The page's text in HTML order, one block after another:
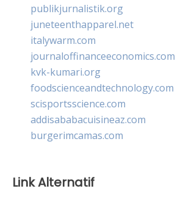
publikjurnalistik.org
juneteenthapparel.net
italywarm.com
journaloffinanceeconomics.com
kvk-kumari.org
foodscienceandtechnology.com
scisportsscience.com
addisababacuisineaz.com
burgerimcamas.com
Link Alternatif